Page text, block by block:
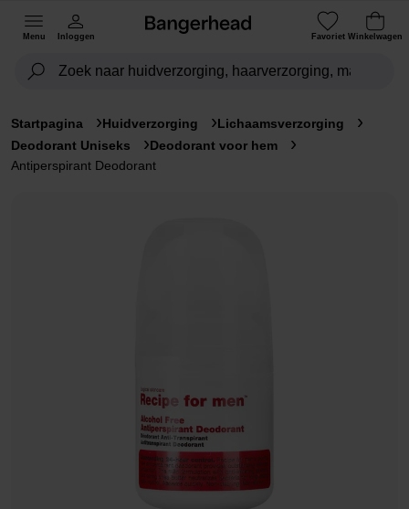
Menu Inloggen Favoriet Winkelwagen
Startpagina Huidverzorging
Lichaamsverzorging
Deodorant Uniseks
Deodorant voor hem
Antiperspirant Deodorant